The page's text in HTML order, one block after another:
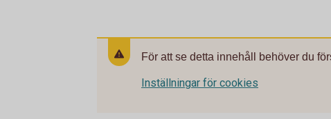
För att se detta innehåll behöver du
Inställningar för cookies